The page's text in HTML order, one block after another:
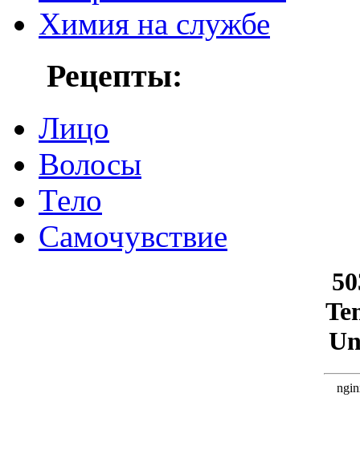
Химия на службе
Рецепты:
Лицо
Волосы
Тело
Самочувствие